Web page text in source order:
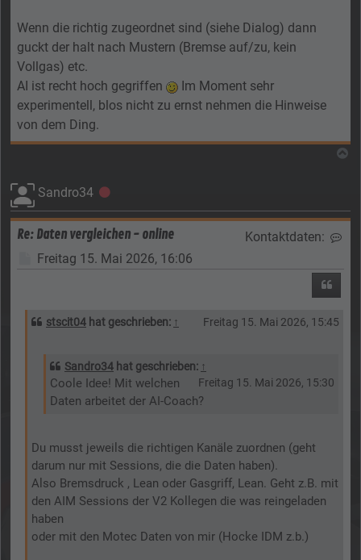
Wenn die richtig zugeordnet sind (siehe Dialog) dann
guckt der halt nach Mustern (Bremse auf/zu, kein
Vollgas) etc.
AI ist recht hoch gegriffen
Im Moment sehr
experimentell, blos nicht zu ernst nehmen die Hinweise
von dem Ding.
Sandro34 Offline
Re: Daten vergleichen - online Kontaktdaten:
Beitrag
Freitag 15. Mai 2026, 16:06
stscit04 hat geschrieben: ↑ Freitag 15. Mai 2026, 15:45
Sandro34 hat geschrieben: ↑
Freitag 15. Mai 2026, 15:30
Coole Idee! Mit welchen
Daten arbeitet der AI-Coach?
Du musst jeweils die richtigen Kanäle zuordnen (geht
darum nur mit Sessions, die die Daten haben).
Also Bremsdruck , Lean oder Gasgriff, Lean. Geht z.B. mit
den AIM Sessions der V2 Kollegen die was reingeladen
haben
oder mit den Motec Daten von mir (Hocke IDM z.b.)